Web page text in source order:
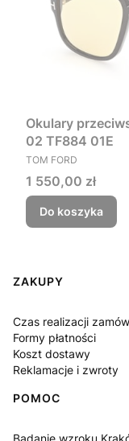
Okulary
02 TF884 01E
PRODUCENT
TOM FORD
Cena
1 550,00 zł
Do koszyka
Linki w stopce
ZAKUPY
Czas realizacji
Formy płatności
Koszt dostawy
Reklamacje i zwroty
POMOC
Badanie wzroku